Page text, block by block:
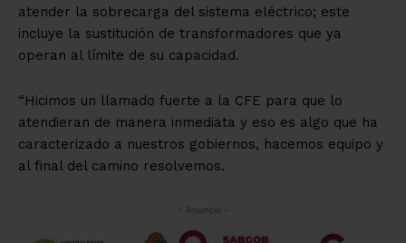
atender la sobrecarga del sistema eléctrico; este
incluye la sustitución de transformadores que ya
operan al límite de su capacidad.
“Hicimos un llamado fuerte a la CFE para que lo
atendieran de manera inmediata y eso es algo que ha
caracterizado a nuestros gobiernos, hacemos equipo y
al final del camino resolvemos.
- Anuncio -